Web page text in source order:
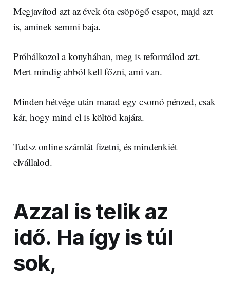
Megjavítod azt az évek óta csöpögő csapot, majd azt
is, aminek semmi baja.
Próbálkozol a konyhában, meg is reformálod azt.
Mert mindig abból kell főzni, ami van.
Minden hétvége után marad egy csomó pénzed, csak
kár, hogy mind el is költöd kajára.
Tudsz online számlát fizetni, és mindenkiét
elvállalod.
Azzal is telik az
idő. Ha így is túl
sok,